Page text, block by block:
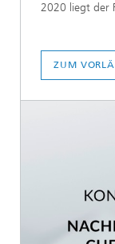
2020 liegt der
ZUM